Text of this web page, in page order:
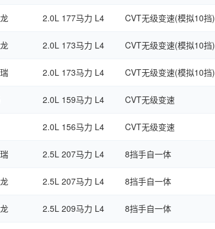
2.0L 177马力 L4 CVT无级变速(模拟10挡)
2.0L 173马力 L4 CVT无级变速(模拟10挡)
2.0L 173马力 L4 CVT无级变速(模拟10挡)
2.0L 159马力 L4 CVT无级变速
2.0L 156马力 L4 CVT无级变速
2.5L 207马力 L4 8挡手自一体
2.5L 207马力 L4 8挡手自一体
2.5L 209马力 L4 8挡手自一体